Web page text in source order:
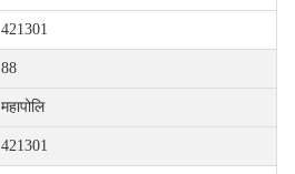
421301
88
महापोलि
421301